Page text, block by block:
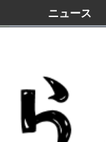
ニュース